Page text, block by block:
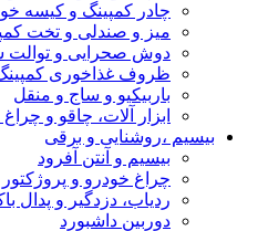
چادر کمپینگ و کیسه
میز و صندلی و تخت
دوش صحرایی و
ظروف غذاخوری
باربیکیو و ساج و منقل
ابزار آلات، چاقو و
بیسیم ،روشنایی و برقی
بیسیم و آنتن آفرود
چراغ خودرو و پروژکتور
ردیاب، دزدگیر و پدال
دوربین داشبورد